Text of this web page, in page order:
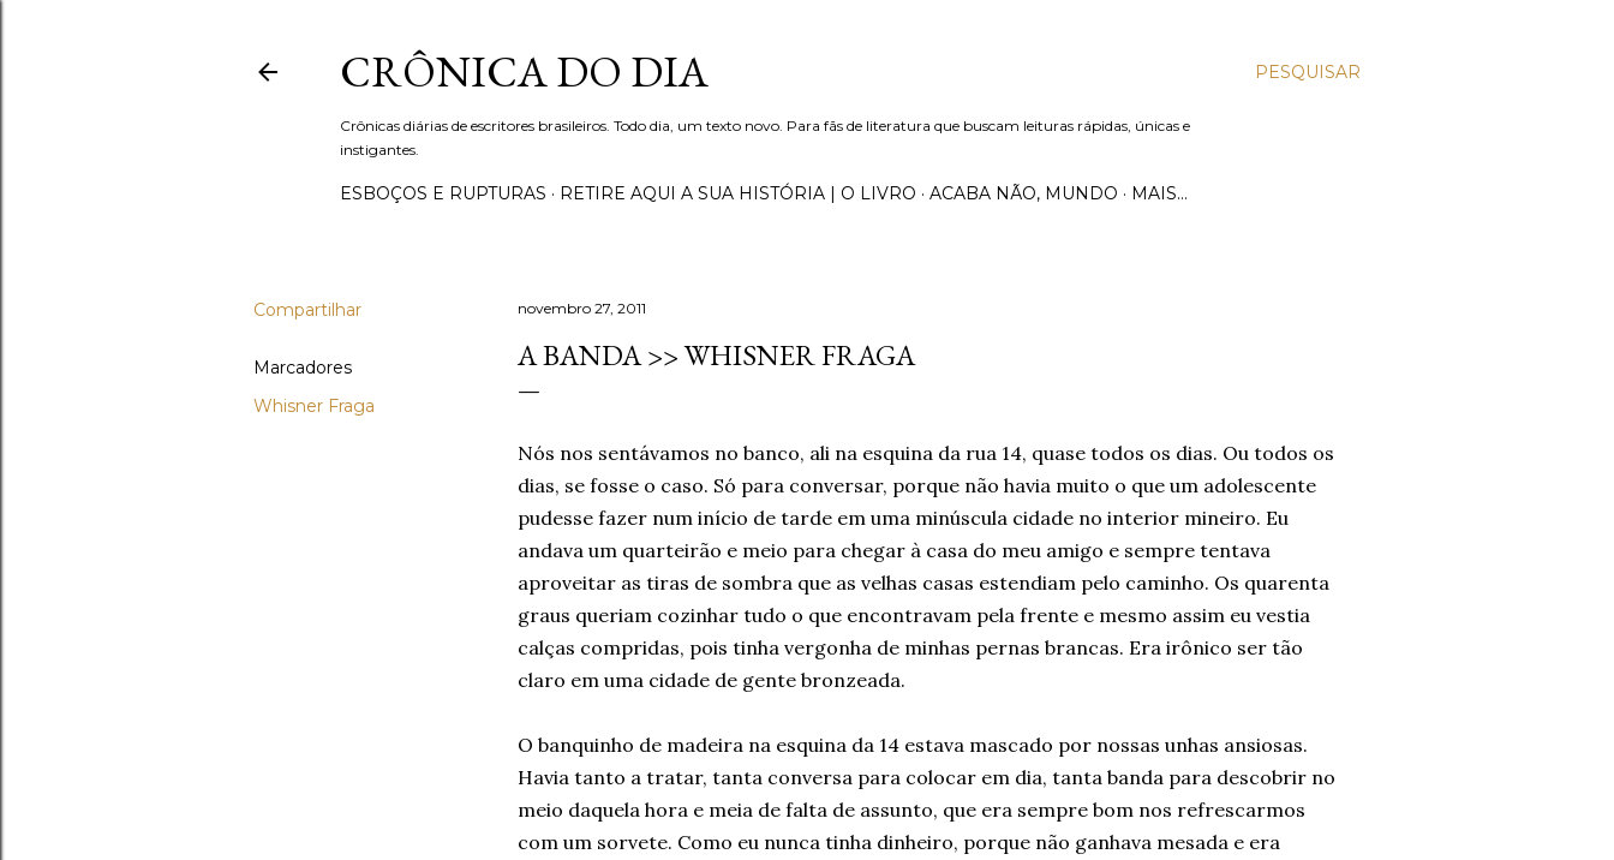
PESQUISAR
CRÔNICA DO DIA
Crônicas diárias de escritores brasileiros. Todo dia, um texto novo. Para fãs de literatura que buscam leituras rápidas, únicas e
instigantes.
ESBOÇOS E RUPTURAS RETIRE AQUI A SUA HISTÓRIA | O LIVRO ACABA NÃO, MUNDO MAIS…
Compartilhar
Marcadores
Whisner Fraga
novembro 27, 2011
A BANDA >> WHISNER FRAGA
Nós nos sentávamos no banco, ali na esquina da rua 14, quase todos os dias. Ou todos os
dias, se fosse o caso. Só para conversar, porque não havia muito o que um adolescente
pudesse fazer num início de tarde em uma minúscula cidade no interior mineiro. Eu
andava um quarteirão e meio para chegar à casa do meu amigo e sempre tentava
aproveitar as tiras de sombra que as velhas casas estendiam pelo caminho. Os quarenta
graus queriam cozinhar tudo o que encontravam pela frente e mesmo assim eu vestia
calças compridas, pois tinha vergonha de minhas pernas brancas. Era irônico ser tão
claro em uma cidade de gente bronzeada.
O banquinho de madeira na esquina da 14 estava mascado por nossas unhas ansiosas.
Havia tanto a tratar, tanta conversa para colocar em dia, tanta banda para descobrir no
meio daquela hora e meia de falta de assunto, que era sempre bom nos refrescarmos
com um sorvete. Como eu nunca tinha dinheiro, porque não ganhava mesada e era